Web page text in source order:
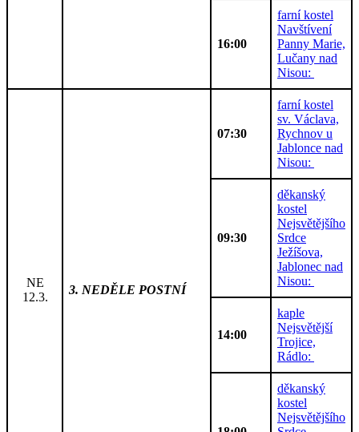
16:00
farní kostel
Navštívení
Panny Marie,
Lučany nad
Nisou:
NE
12.3.
3. NEDĚLE POSTNÍ
07:30
farní kostel
sv. Václava,
Rychnov u
Jablonce nad
Nisou:
09:30
děkanský
kostel
Nejsvětějšího
Srdce
Ježíšova,
Jablonec nad
Nisou:
14:00
kaple
Nejsvětější
Trojice,
Rádlo:
děkanský
kostel
Nejsvětějšího